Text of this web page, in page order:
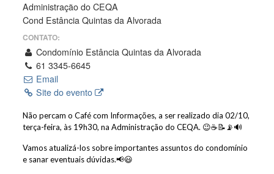
Administração do CEQA
Cond Estância Quintas da Alvorada
CONTATO:
Condomínio Estância Quintas da Alvorada
61 3345-6645
Email
Site do evento
Não percam o Café com Informações, a ser realizado dia 02/10,
terça-feira, às 19h30, na Administração do CEQA. 😉☕📝 📡🔊
Vamos atualizá-los sobre importantes assuntos do condomínio
e sanar eventuais dúvidas.📢😃